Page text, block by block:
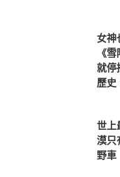
女神
《
就停
歷史
世上
漠只
野車